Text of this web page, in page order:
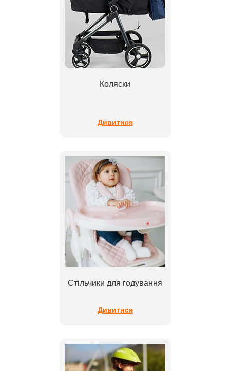
Коляски
Дивитися
Стільчики для годування
Дивитися